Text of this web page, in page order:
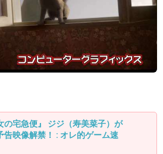
の宅急便』 ジジ（寿美菜子）が
告映像解禁！ : オレ的ゲーム速